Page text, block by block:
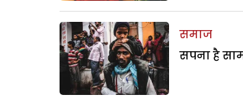
समाज
सपना है